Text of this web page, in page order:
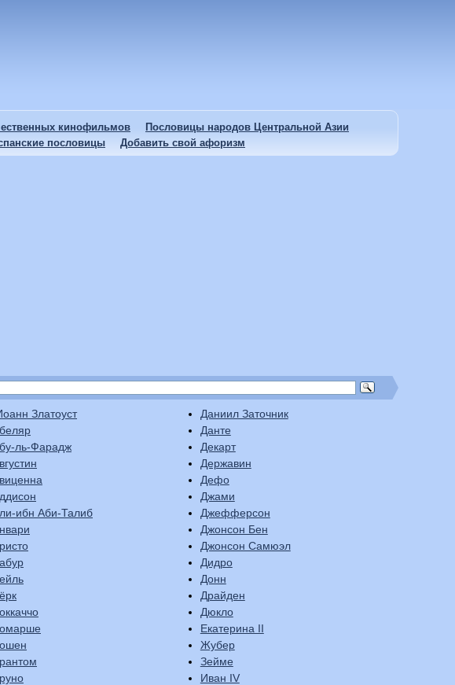
кинофильмов
Пословицы народов Центральной Азии
пословицы Добавить свой афоризм
Златоуст
ль-Фарадж
ибн Аби-Талиб
Даниил Заточник
Данте
Декарт
Державин
Дефо
Джами
Джефферсон
Джонсон Бен
Джонсон Самюэл
Дидро
Донн
Драйден
Дюкло
Екатерина II
Жубер
Зейме
Иван IV